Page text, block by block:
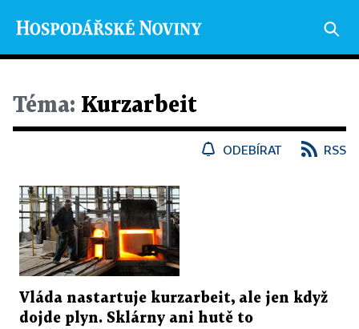
Téma: Kurzarbeit
ODEBÍRAT RSS
Vláda nastartuje kurzarbeit, ale jen když
dojde plyn. Sklárny ani hutě to